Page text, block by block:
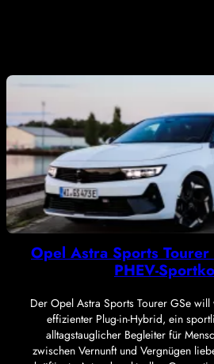
Opel Astra Sports
PHEV-
Der Opel Astra Sports Tourer GSe
effizienter Plug-in-Hybrid, ein
alltagstauglicher Begleiter für
zwischen Vernunft und Vergnügen